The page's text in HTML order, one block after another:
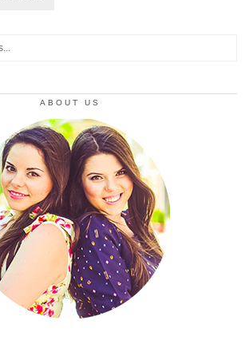
ABOUT US